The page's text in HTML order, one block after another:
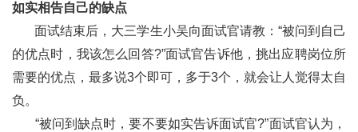
如实相告自己的缺点
面试结束后，大三学生小吴向面试官请教：“被问到自己
的优点时，我该怎么回答?”面试官告诉他，挑出应聘岗位所
需要的优点，最多说3个即可，多于3个，就会让人觉得太自
负。
“被问到缺点时，要不要如实告诉面试官?”面试官认为，